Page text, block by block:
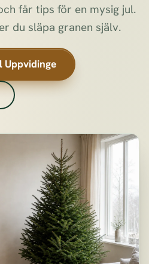
får tips för en mysig jul.
du släpa granen själv.
Uppvidinge